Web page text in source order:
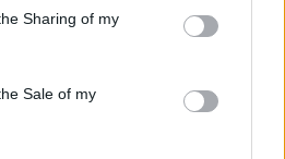
Sharing of my
Sale of my